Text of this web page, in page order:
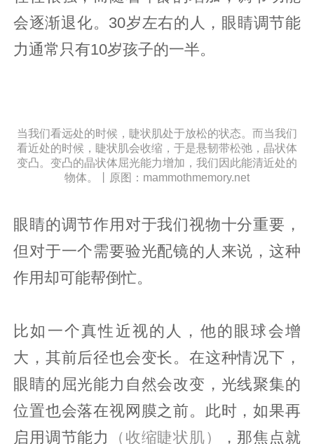
会逐渐退化。30岁左右的人，眼睛调节能
力通常只有10岁孩子的一半。
当我们看远处的时候，睫状肌处于放松的状态。而当我们
看近处的时候，睫状肌会收缩，于是悬韧带松弛，晶状体
变凸。变凸的晶状体屈光能力增加，我们因此能清近处的
物体。丨原图：mammothmemory.net
眼睛的调节作用对于我们视物十分重要，
但对于一个需要验光配镜的人来说，这种
作用却可能帮倒忙。
比如一个真性近视的人，他的眼球会增
大，其前后径也会变长。在这种情况下，
眼睛的屈光能力自然会改变，光线聚集的
位置也会落在视网膜之前。此时，如果再
启用调节能力
（收缩睫状肌）
，那焦点就